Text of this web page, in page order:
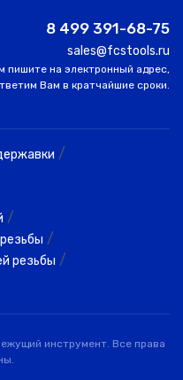
8 499 391-68-75
sales@fcstools.ru
пишите на электронный адрес,
Вам в кратчайшие сроки.
/
/
/
резьбы /
инструмент. Все права